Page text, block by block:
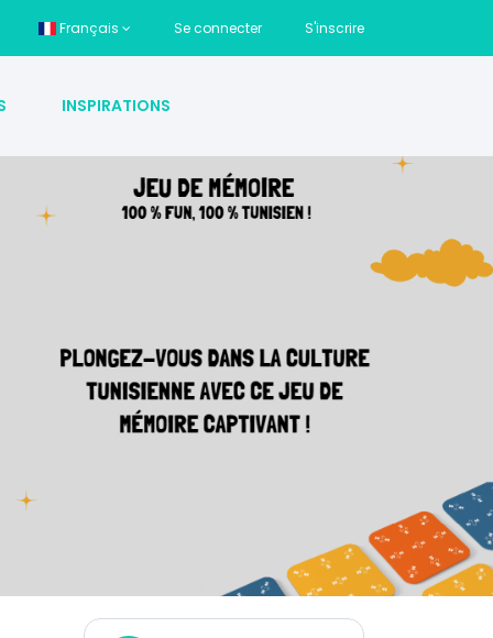
Français Se connecter S'inscrire
INSPIRATIONS